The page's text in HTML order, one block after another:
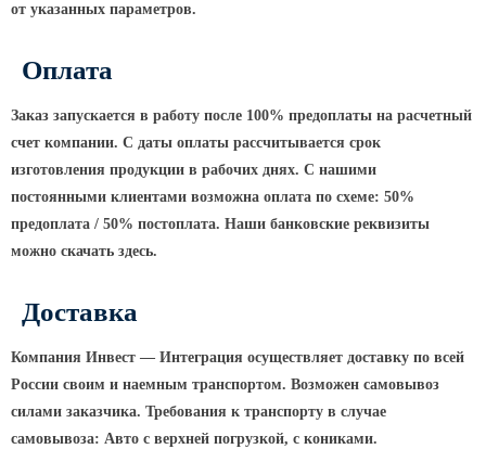
МОГК Молниеотводы гранёные
стационарной короной
ВМО Высокомачтовые опоры с
мобильной короной
Мачты связи
РМГ Радиомачты. Опоры сотовoй
назначения
КРОНШТЕЙНЫ ДЛЯ УЛИЧНОГО
ОСВЕЩЕНИЯ
от указанных параметров.
Оплата
Заказ запускается в работу после 100% предоплаты на расчетный
счет компании. С даты оплаты рассчитывается срок
изготовления продукции в рабочих днях. С нашими
постоянными клиентами возможна оплата по схеме: 50%
предоплата / 50% постоплата. Наши банковские реквизиты
можно скачать здесь.
Доставка
Компания Инвест — Интеграция осуществляет доставку по всей
России своим и наемным транспортом. Возможен самовывоз
силами заказчика. Требования к транспорту в случае
самовывоза: Авто с верхней погрузкой, с кониками.